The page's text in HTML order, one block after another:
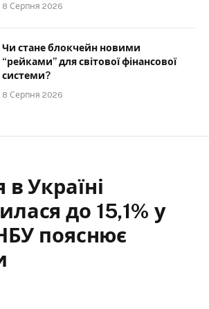
8 Серпня 2026
Чи стане блокчейн новими
“рейками” для світової фінансової
системи?
8 Серпня 2026
в Україні
до 15,1% у
пояснює